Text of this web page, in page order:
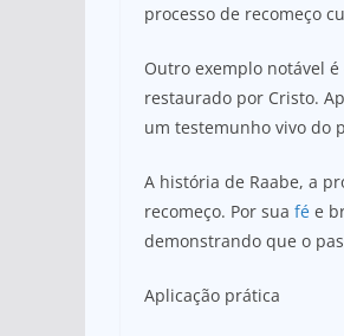
processo de recomeço
Outro exemplo notável
restaurado por Cristo.
um testemunho vivo do
A história de Raabe, a
recomeço. Por sua fé e
demonstrando que o
Aplicação prática